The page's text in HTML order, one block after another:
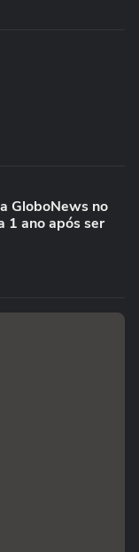
GloboNews no
1 ano após ser